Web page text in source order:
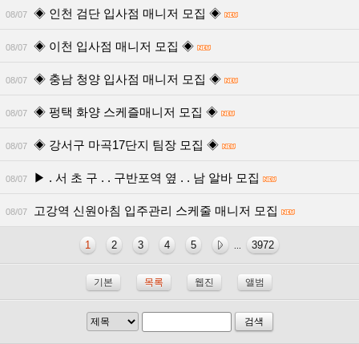
08/07 ◈ 인천 검단 입사점 매니저 모집 ◈
08/07 ◈ 이천 입사점 매니저 모집 ◈
08/07 ◈ 충남 청양 입사점 매니저 모집 ◈
08/07 ◈ 펑택 화양 스케즐매니저 모집 ◈
08/07 ◈ 강서구 마곡17단지 팀장 모집 ◈
08/07 ▶ . 서 초 구 . . 구반포역 옆 . . 남 알바 모집
08/07 고강역 신원아침 입주관리 스케줄 매니저 모집
1 2 3 4 5 3972
기본 목록 웹진 앨범
검색